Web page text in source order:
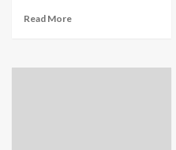
Read More